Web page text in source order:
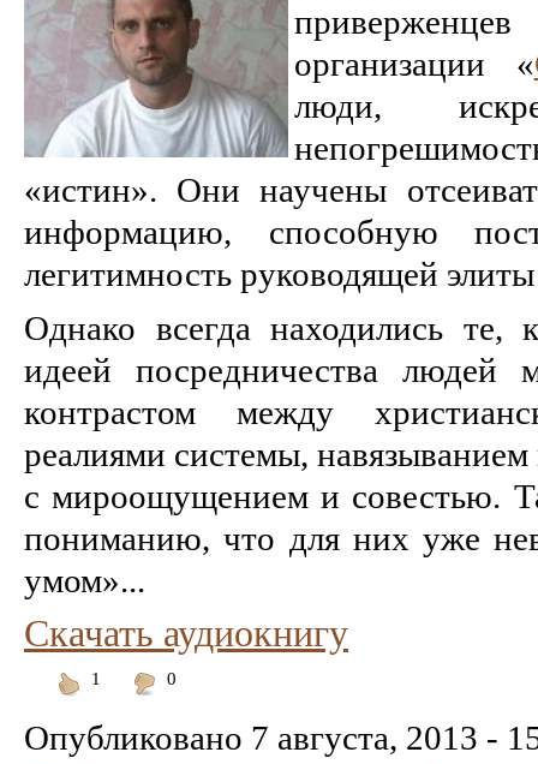
организации «
люди,
«истин». Они научены
информацию, способную
легитимность руководящей
Однако всегда находились
идеей посредничества
контрастом между
реалиями системы,
с мироощущением и совестью.
пониманию, что для них уже
умом»...
Скачать аудиокнигу
1
0
Опубликовано 7 августа, 2013 -